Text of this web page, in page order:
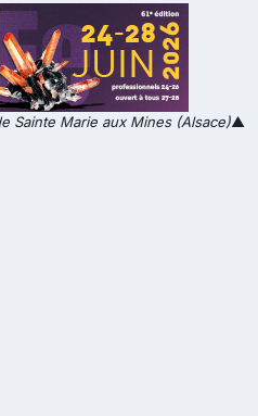
Sainte Marie aux Mines (Alsace)▲